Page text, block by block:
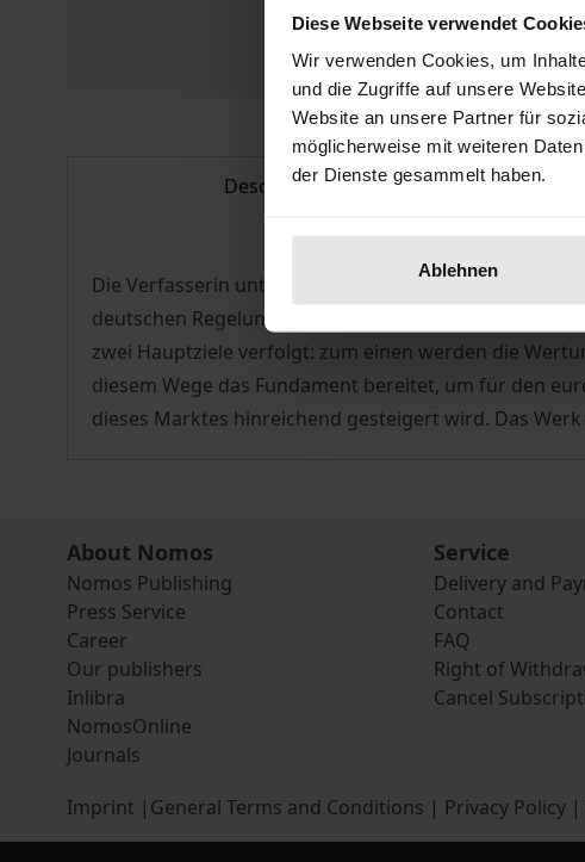
Diese Webseite verwendet
Wir verwenden Cookies, um
und die Zugriffe auf unsere
Website an unsere Partner für
möglicherweise mit weiteren
der Dienste gesammelt haben.
Ablehnen
Description
Die Verfasserin untersucht das Ausschlussrecht von
deutschen Regelungen in §§ 327a ff. AktG mit den
zwei Hauptziele verfolgt: zum einen werden die
diesem Wege das Fundament bereitet, um für den
dieses Marktes hinreichend gesteigert wird. Das
About Nomos
Nomos Publishing
Press Service
Career
Our publishers
Inlibra
NomosOnline
Journals
Service
Delivery and
Contact
FAQ
Right of
Cancel
Imprint | General Terms and Conditions | Privacy Policy |